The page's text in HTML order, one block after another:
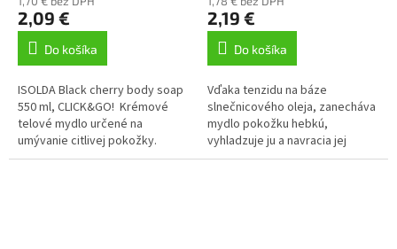
2,09 €
Do košíka
ISOLDA Black cherry body soap
550 ml, CLICK&GO! Krémové
telové mydlo určené na
umývanie citlivej pokožky.
2,19 €
Do košíka
Vďaka tenzidu na báze
slnečnicového oleja, zanecháva
mydlo pokožku hebkú,
vyhladzuje ju a navracia jej
prirodzenú rovnováhu.